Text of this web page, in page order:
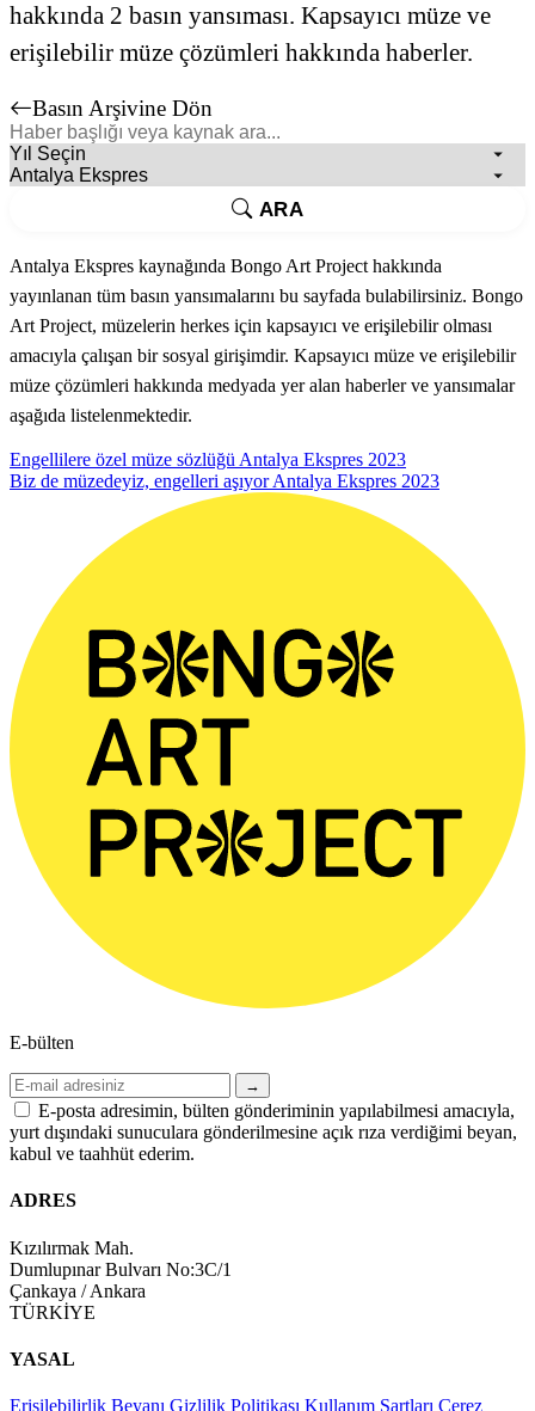
hakkında 2 basın yansıması. Kapsayıcı müze ve
erişilebilir müze çözümleri hakkında haberler.
Basın Arşivine Dön
ARA
Antalya Ekspres kaynağında Bongo Art Project hakkında
yayınlanan tüm basın yansımalarını bu sayfada bulabilirsiniz. Bongo
Art Project, müzelerin herkes için kapsayıcı ve erişilebilir olması
amacıyla çalışan bir sosyal girişimdir. Kapsayıcı müze ve erişilebilir
müze çözümleri hakkında medyada yer alan haberler ve yansımalar
aşağıda listelenmektedir.
Engellilere özel müze sözlüğü Antalya Ekspres 2023
Biz de müzedeyiz, engelleri aşıyor Antalya Ekspres 2023
E-bülten
→
E-posta adresimin, bülten gönderiminin yapılabilmesi amacıyla,
yurt dışındaki sunuculara gönderilmesine açık rıza verdiğimi beyan,
kabul ve taahhüt ederim.
ADRES
Kızılırmak Mah.
Dumlupınar Bulvarı No:3C/1
Çankaya / Ankara
TÜRKİYE
YASAL
Erişilebilirlik Beyanı Gizlilik Politikası Kullanım Şartları Çerez